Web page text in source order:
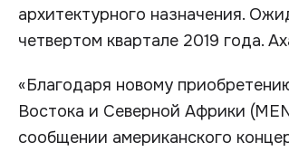
архитектурного назначения.
четвертом квартале 2019 года.
«Благодаря новому
Востока и Северной Африки
сообщении американского